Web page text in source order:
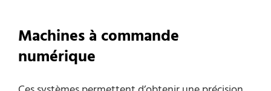
Machines à commande
numérique